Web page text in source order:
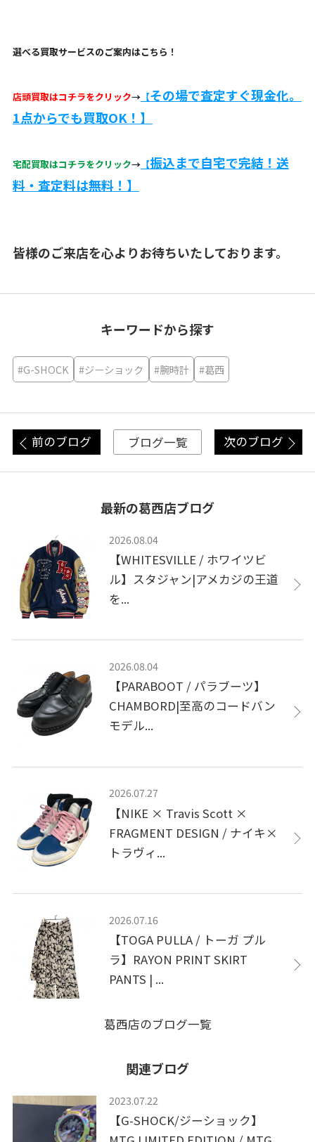
選べる買取サービスのご案内はこちら！
店頭買取はコチラをクリック→【その場で査定すぐ現金化。
1点からでも買取OK！】
宅配買取はコチラをクリック→【振込まで自宅で完結！送
料・査定料は無料！】
皆様のご来店を心よりお待ちいたしております。
キーワードから探す
#G-SHOCK #ジーショック #腕時計 #葛西
前のブログ ブログ一覧 次のブログ
最新の葛西店ブログ
2026.08.04
【WHITESVILLE / ホワイツビ
ル】スタジャン|アメカジの王道
を...
2026.08.04
【PARABOOT / パラブーツ】
CHAMBORD|至高のコードバン
モデル...
2026.07.27
【NIKE × Travis Scott ×
FRAGMENT DESIGN / ナイキ×
トラヴィ...
2026.07.16
【TOGA PULLA / トーガ プル
ラ】RAYON PRINT SKIRT
PANTS | ...
葛西店のブログ一覧
関連ブログ
2023.07.22
【G-SHOCK/ジーショック】